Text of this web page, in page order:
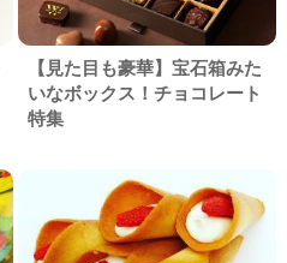
【見た目も豪華】宝石箱みた
いなボックス！チョコレート
特集